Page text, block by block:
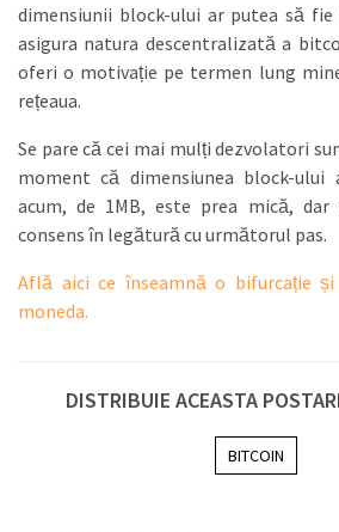
dimensiunii block-ului ar putea să fie
asigura natura descentralizată a
oferi o motivație pe termen lung
rețeaua.
Se pare că cei mai mulți dezvolatori
moment că dimensiunea block-ului
acum, de 1MB, este prea mică,
consens în legătură cu următorul pas.
Află aici ce înseamnă o bifurcație
moneda.
DISTRIBUIE ACEASTA
BITCOIN